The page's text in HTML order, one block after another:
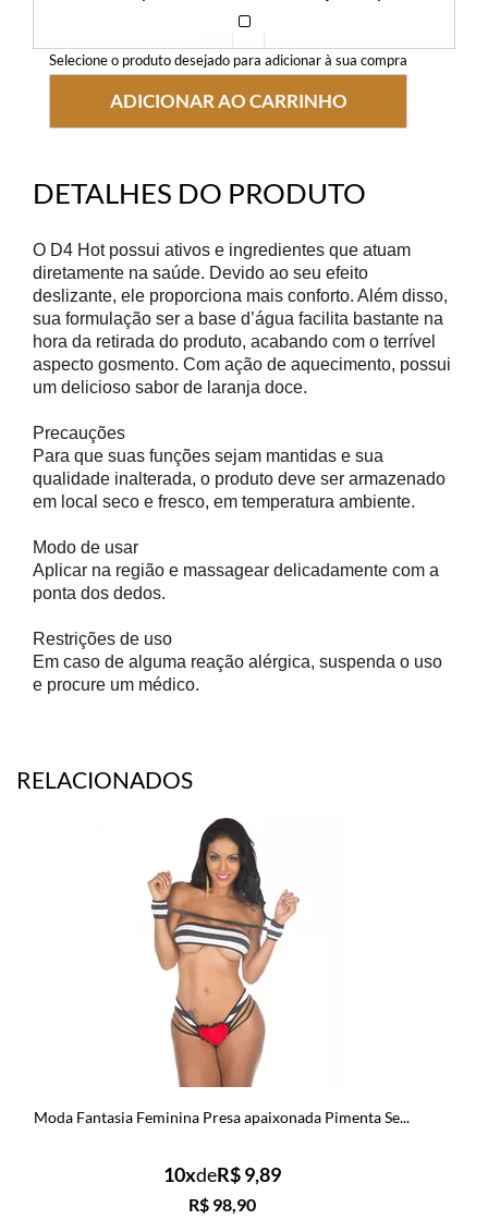
R$ 49,90
Selecione o produto desejado para adicionar à sua compra
ADICIONAR AO CARRINHO
DETALHES DO PRODUTO
O D4 Hot possui ativos e ingredientes que atuam
diretamente na saúde. Devido ao seu efeito
deslizante, ele proporciona mais conforto. Além disso,
sua formulação ser a base d’água facilita bastante na
hora da retirada do produto, acabando com o terrível
aspecto gosmento. Com ação de aquecimento, possui
um delicioso sabor de laranja doce.
Precauções
Para que suas funções sejam mantidas e sua
qualidade inalterada, o produto deve ser armazenado
em local seco e fresco, em temperatura ambiente.
Modo de usar
Aplicar na região e massagear delicadamente com a
ponta dos dedos.
Restrições de uso
Em caso de alguma reação alérgica, suspenda o uso
e procure um médico.
RELACIONADOS
Moda Fantasia Feminina Presa apaixonada Pimenta Se...
R$ 98,90
10xdeR$ 9,89